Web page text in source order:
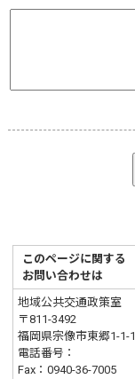
このページに関する
お問い合わせは
地域公共交通政策室
〒811-3492
福岡県宗像市東郷1-1-1
電話番号：
Fax：0940-36-7005